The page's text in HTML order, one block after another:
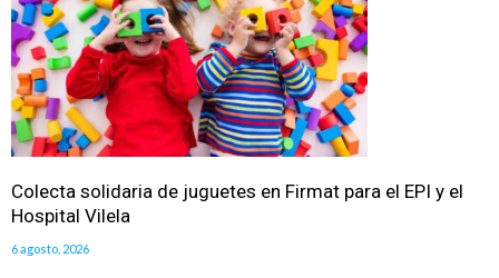
Colecta solidaria de juguetes en Firmat para el EPI y el
Hospital Vilela
6 agosto, 2026